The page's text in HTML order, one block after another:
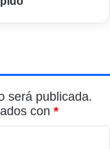
será publicada.
con *